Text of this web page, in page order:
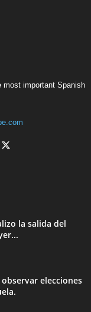
most important Spanish
la salida del
elecciones